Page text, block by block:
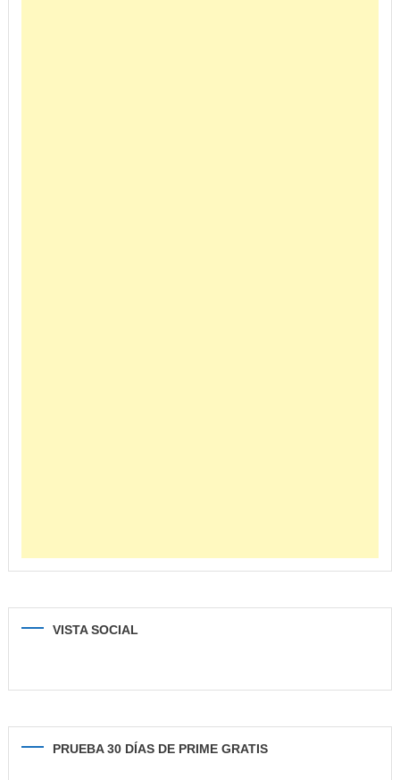
VISTA SOCIAL
PRUEBA 30 DÍAS DE PRIME GRATIS